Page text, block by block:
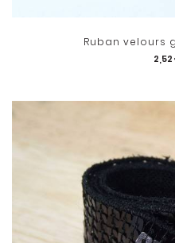
Ruban velours